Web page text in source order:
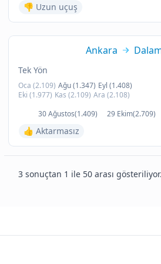
👎 Uzun uçuş
Ankara
Tek Yön
Oca (2.109) Ağu (1.347) Eyl (1.408)
Eki (1.977) Kas (2.109) Ara (2.108)
30 Ağustos(1.409)
29 Ekim(2.709)
👍 Aktarmasız
3 sonuçtan 1 ile 50 arası gösteriliyor.